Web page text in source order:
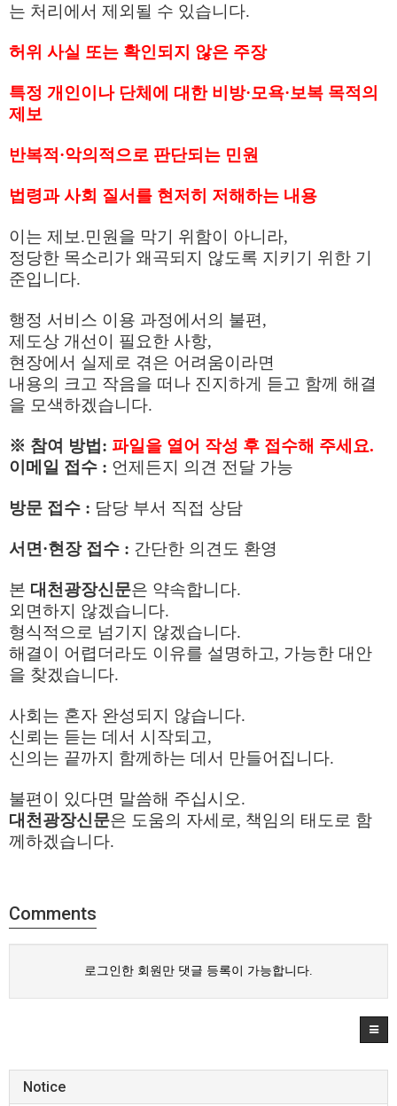
는 처리에서 제외될 수 있습니다.
허위 사실 또는 확인되지 않은 주장
특정 개인이나 단체에 대한 비방·모욕·보복 목적의
제보
반복적·악의적으로 판단되는 민원
법령과 사회 질서를 현저히 저해하는 내용
이는 제보.민원을 막기 위함이 아니라,
정당한 목소리가 왜곡되지 않도록 지키기 위한 기
준입니다.
행정 서비스 이용 과정에서의 불편,
제도상 개선이 필요한 사항,
현장에서 실제로 겪은 어려움이라면
내용의 크고 작음을 떠나 진지하게 듣고 함께 해결
을 모색하겠습니다.
※ 참여 방법: 파일을 열어 작성 후 접수해 주세요.
이메일 접수 : 언제든지 의견 전달 가능
방문 접수 : 담당 부서 직접 상담
서면 ·현장 접수 : 간단한 의견도 환영
본 대천광장신문은 약속합니다.
외면하지 않겠습니다.
형식적으로 넘기지 않겠습니다.
해결이 어렵더라도 이유를 설명하고, 가능한 대안
을 찾겠습니다.
사회는 혼자 완성되지 않습니다.
신뢰는 듣는 데서 시작되고,
신의는 끝까지 함께하는 데서 만들어집니다.
불편이 있다면 말씀해 주십시오.
대천광장신문은 도움의 자세로, 책임의 태도로 함
께하겠습니다.
Comments
로그인한 회원만 댓글 등록이 가능합니다.
Notice